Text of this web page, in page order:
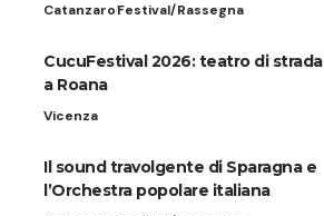
CatanzaroFestival/Rassegna
CucuFestival 2026: teatro di strada
a Roana
Vicenza
Il sound travolgente di Sparagna e
l’Orchestra popolare italiana